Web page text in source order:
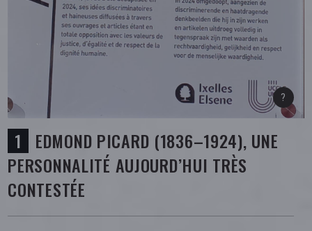
EDMOND PICARD (1836–1924), UNE
PERSONNALITÉ AUJOURD’HUI TRÈS
CONTESTÉE